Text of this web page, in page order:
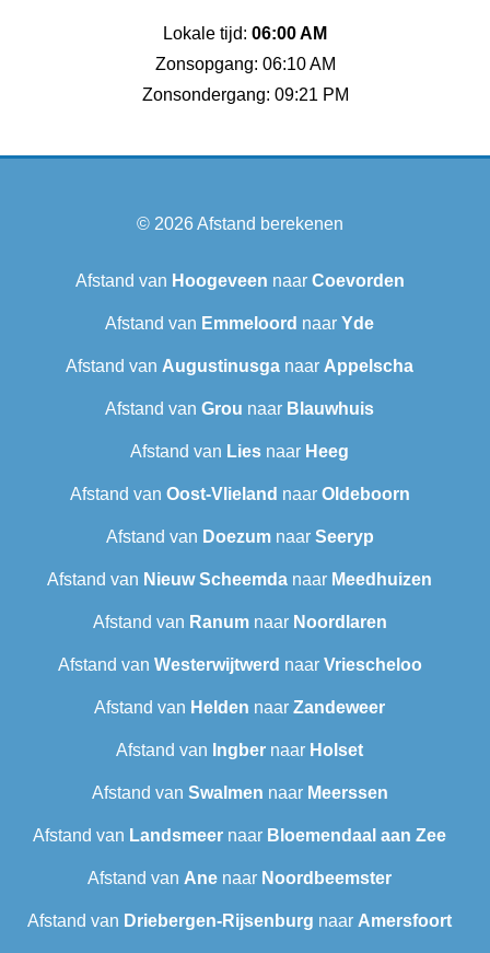
Lokale tijd: 06:00 AM
Zonsopgang: 06:10 AM
Zonsondergang: 09:21 PM
© 2026Afstand berekenen
Afstand van Hoogeveen naar Coevorden
Afstand van Emmeloord naar Yde
Afstand van Augustinusga naar Appelscha
Afstand van Grou naar Blauwhuis
Afstand van Lies naar Heeg
Afstand van Oost-Vlieland naar Oldeboorn
Afstand van Doezumnaar Seeryp
Afstand van Nieuw Scheemda naar Meedhuizen
Afstand van Ranumnaar Noordlaren
Afstand van Westerwijtwerd naar Vriescheloo
Afstand van Helden naar Zandeweer
Afstand van Ingber naar Holset
Afstand van Swalmen naar Meerssen
Afstand van Landsmeer naar Bloemendaal aan Zee
Afstand van Ane naar Noordbeemster
Afstand van Driebergen-Rijsenburg naar Amersfoort